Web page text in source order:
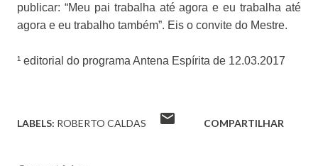
publicar: “Meu pai trabalha até agora e eu trabalha até
agora e eu trabalho também”. Eis o convite do Mestre.
¹ editorial do programa Antena Espírita de 12.03.2017
LABELS: ROBERTO CALDAS COMPARTILHAR